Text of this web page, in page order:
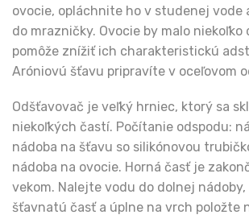
ovocie, opláchnite ho v studenej vode
do mrazničky. Ovocie by malo
pomôže znížiť ich charakteristickú
Aróniovú šťavu pripravíte v oceľovom
Odšťavovač je veľký hrniec, ktorý sa
niekoľkých častí. Počítanie odspodu:
nádoba na šťavu so silikónovou
nádoba na ovocie. Horná časť je
vekom. Nalejte vodu do dolnej
šťavnatú časť a úplne na vrch položte